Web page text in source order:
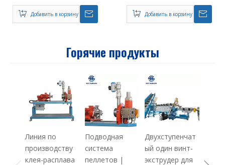
лабораторного
использования
Добавить в корзину
пеллетизатор
Добавить в корзину
Горячие продукты
Линия по
производству
клея-расплава
Подводная
система
пеллетов |
Двухступенчат
ый один винт-
экструдер для